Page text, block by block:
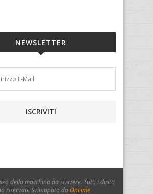
NEWSLETTER
della macchina da scrivere. Tutti i diritti
riservati. Sviluppato da OnLime